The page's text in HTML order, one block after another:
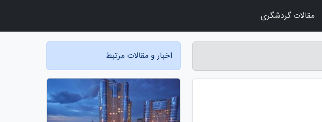
اخبار و مقالات مرتبط
مقالات گردشگری